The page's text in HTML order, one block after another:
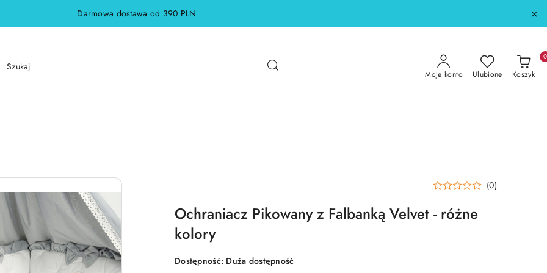
Darmowa dostawa od 390 PLN
Moje konto Ulubione Koszyk
0
(0)
Ochraniacz Pikowany z Falbanką Velvet - różne
kolory
Dostępność: Duża dostępność